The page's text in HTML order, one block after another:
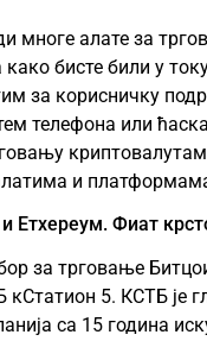
многе алате за
бисте били у
за корисничку
телефона или
и
Етхереум. Фиат
за трговање
кСтатион 5. КСТБ је
са 15 година